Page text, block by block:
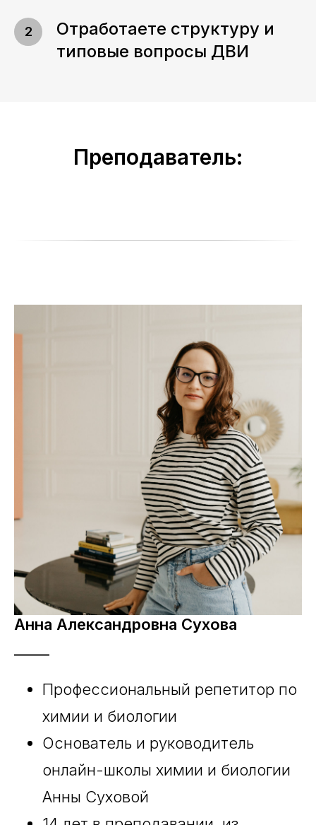
Отработаете структуру и
типовые вопросы ДВИ
Преподаватель:
Анна Александровна Сухова
Профессиональный репетитор по
химии и биологии
Основатель и руководитель
онлайн-школы химии и биологии
Анны Суховой